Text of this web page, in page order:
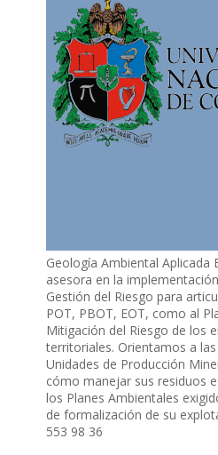
Geología Ambiental Aplicada
asesora en la
Gestión del Riesgo para
POT, PBOT, EOT, como al
Mitigación del Riesgo de los
territoriales. Orientamos a
Unidades de Producción
cómo manejar sus residuos
los Planes Ambientales
de formalización de su
553 98 36